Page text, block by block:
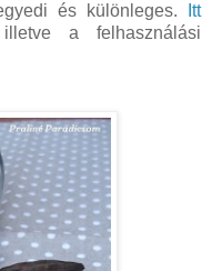
és különleges.
Itt
a felhasználási